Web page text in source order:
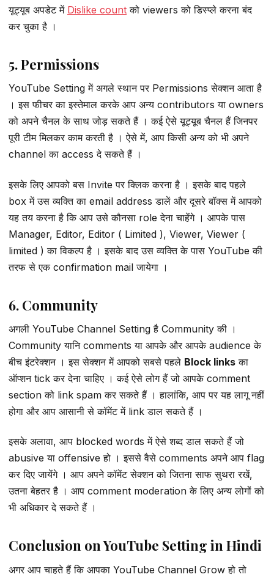
यूट्यूब अपडेट में Dislike count को viewers को डिस्प्ले करना बंद
कर चुका है ।
5. Permissions
YouTube Setting में अगले स्थान पर Permissions सेक्शन आता है
। इस फीचर का इस्तेमाल करके आप अन्य contributors या owners
को अपने चैनल के साथ जोड़ सकते हैं । कई ऐसे यूट्यूब चैनल हैं जिनपर
पूरी टीम मिलकर काम करती है । ऐसे में, आप किसी अन्य को भी अपने
channel का access दे सकते हैं ।
इसके लिए आपको बस Invite पर क्लिक करना है । इसके बाद पहले
box में उस व्यक्ति का email address डालें और दूसरे बॉक्स में आपको
यह तय करना है कि आप उसे कौनसा role देना चाहेंगे । आपके पास
Manager, Editor, Editor ( Limited ), Viewer, Viewer (
limited ) का विकल्प है । इसके बाद उस व्यक्ति के पास YouTube की
तरफ से एक confirmation mail जायेगा ।
6. Community
अगली YouTube Channel Setting है Community की ।
Community यानि comments या आपके और आपके audience के
बीच इंटरेक्शन । इस सेक्शन में आपको सबसे पहले Block links का
ऑप्शन tick कर देना चाहिए । कई ऐसे लोग हैं जो आपके comment
section को link spam कर सकते हैं । हालांकि, आप पर यह लागू नहीं
होगा और आप आसानी से कॉमेंट में link डाल सकते हैं ।
इसके अलावा, आप blocked words में ऐसे शब्द डाल सकते हैं जो
abusive या offensive हो । इससे वैसे comments अपने आप flag
कर दिए जायेंगे । आप अपने कॉमेंट सेक्शन को जितना साफ सुथरा रखें,
उतना बेहतर है । आप comment moderation के लिए अन्य लोगों को
भी अधिकार दे सकते हैं ।
Conclusion on YouTube Setting in Hindi
अगर आप चाहते हैं कि आपका YouTube Channel Grow हो तो